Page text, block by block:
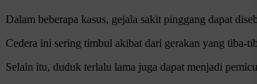
Dalam beberapa kasus, gejala sakit pinggang dapat
Cedera ini sering timbul akibat dari gerakan yang tiba-
Selain itu, duduk terlalu lama juga dapat menjadi